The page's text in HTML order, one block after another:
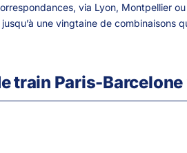
via Lyon, Montpellier
une vingtaine de combinaisons
train Paris-Barcelone